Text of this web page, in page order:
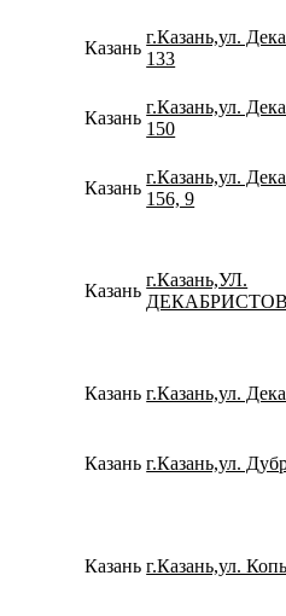
Казань
г.Казань,ул.
133
Казань
г.Казань,ул.
150
Казань
г.Казань,ул.
156, 9
Казань
г.Казань,УЛ.
Казань г.Казань,ул.
Казань г.Казань,ул.
Казань г.Казань,ул.